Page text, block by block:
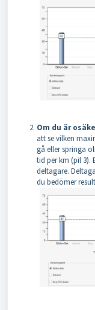
Om du är
att se vilken
gå eller springa
tid per km (pil 3).
deltagare.
du bedömer